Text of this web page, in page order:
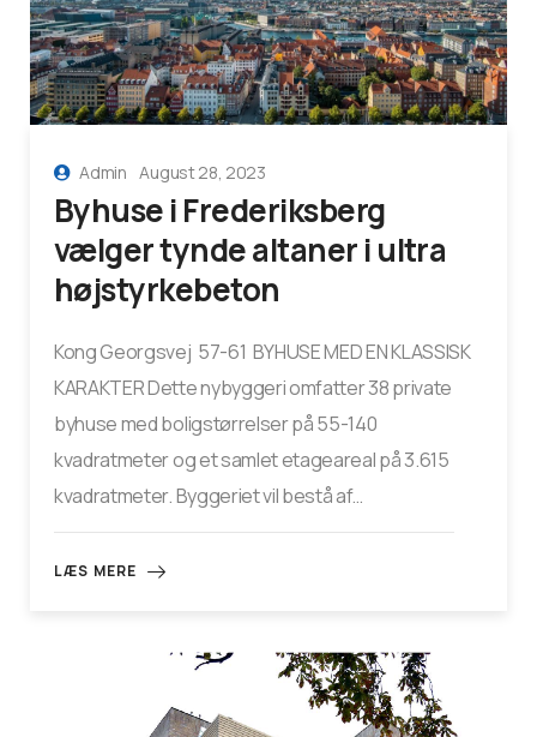
Admin August 28, 2023
Byhuse i Frederiksberg
vælger tynde altaner i ultra
højstyrkebeton
Kong Georgsvej 57-61 BYHUSE MED EN KLASSISK
KARAKTER Dette nybyggeri omfatter 38 private
byhuse med boligstørrelser på 55-140
kvadratmeter og et samlet etageareal på 3.615
kvadratmeter. Byggeriet vil bestå af…
LÆS MERE